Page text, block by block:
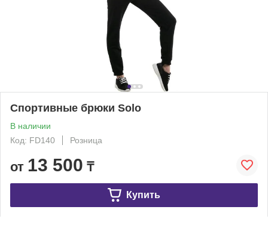
Спортивные брюки Solo
В наличии
Код: FD140
Розница
от 13 500 ₸
Купить